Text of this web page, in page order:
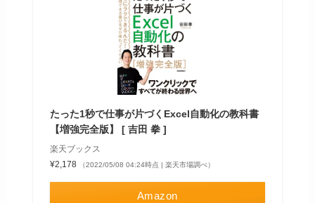
たった1秒で仕事が片づくExcel自動化の教科書
【増強完全版】 [ 吉田 拳 ]
楽天ブックス
¥2,178
（2022/05/08 04:24時点 | 楽天市場調べ）
Amazon